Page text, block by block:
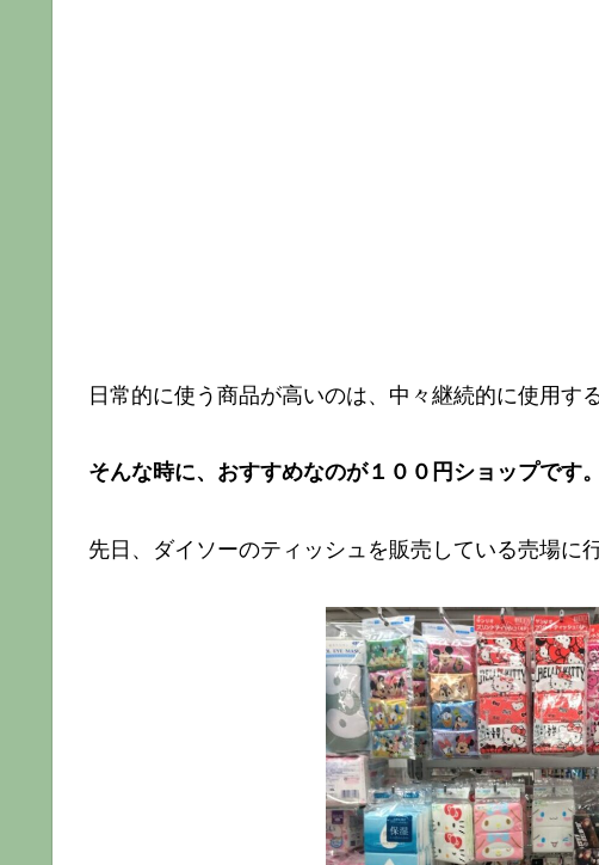
日常的に使う商品が高いのは、中々継続的に使用す
そんな時に、おすすめなのが１００円ショップです。
先日、ダイソーのティッシュを販売している売場に